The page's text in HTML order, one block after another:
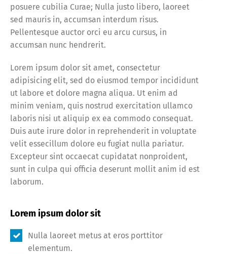
posuere cubilia Curae; Nulla justo libero, laoreet
sed mauris in, accumsan interdum risus.
Pellentesque auctor orci eu arcu cursus, in
accumsan nunc hendrerit.
Lorem ipsum dolor sit amet, consectetur
adipisicing elit, sed do eiusmod tempor incididunt
ut labore et dolore magna aliqua. Ut enim ad
minim veniam, quis nostrud exercitation ullamco
laboris nisi ut aliquip ex ea commodo consequat.
Duis aute irure dolor in reprehenderit in voluptate
velit essecillum dolore eu fugiat nulla pariatur.
Excepteur sint occaecat cupidatat nonproident,
sunt in culpa qui officia deserunt mollit anim id est
laborum.
Lorem ipsum dolor sit
Nulla laoreet metus at eros porttitor
elementum.